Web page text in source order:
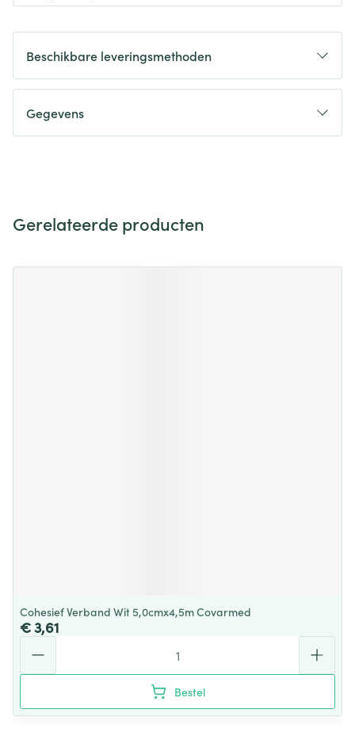
Beschikbare leveringsmethoden
Gegevens
Gerelateerde producten
Cohesief Verband Wit 5,0cmx4,5m Covarmed
€ 3,61
Bestel